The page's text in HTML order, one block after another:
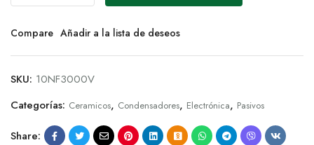
Compare Añadir a la lista de deseos
SKU: 10NF3000V
Categorías: Ceramicos, Condensadores, Electrónica, Pasivos
Share: